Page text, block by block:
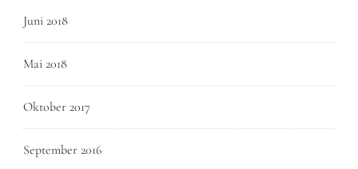
Juni 2018
Mai 2018
Oktober 2017
September 2016